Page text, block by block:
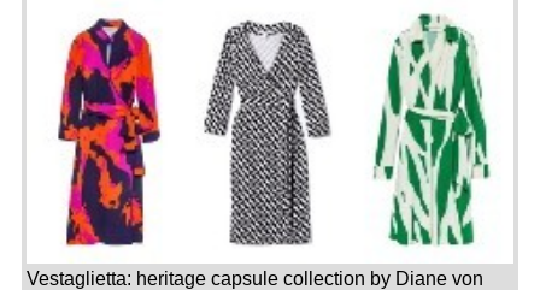
Vestaglietta: heritage capsule collection by Diane von